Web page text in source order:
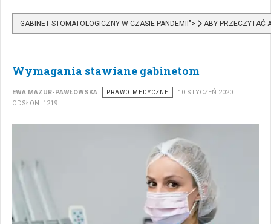
GABINET STOMATOLOGICZNY W CZASIE PANDEMII"> ABY PRZECZYTAĆ
Wymagania stawiane gabinetom
EWA MAZUR-PAWŁOWSKA PRAWO MEDYCZNE
10 STYCZEŃ 2020
ODSŁON: 1219